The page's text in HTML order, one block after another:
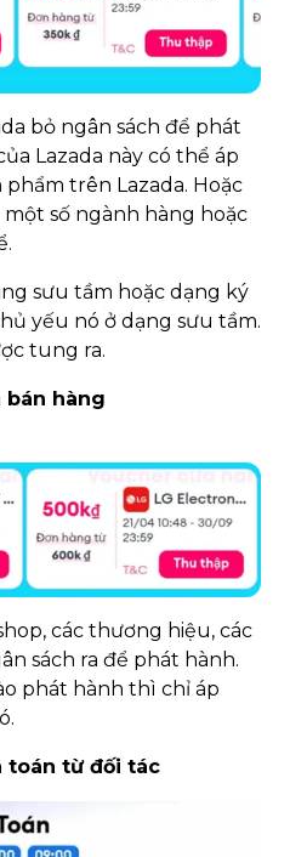
bỏ ngân sách để phát
Lazada này có thể áp
trên Lazada. Hoặc
số ngành hàng hoặc
sưu tầm hoặc dạng ký
yếu nó ở dạng sưu tầm.
tung ra.
bán hàng
các thương hiệu, các
sách ra để phát hành.
phát hành thì chỉ áp
toán từ đối tác